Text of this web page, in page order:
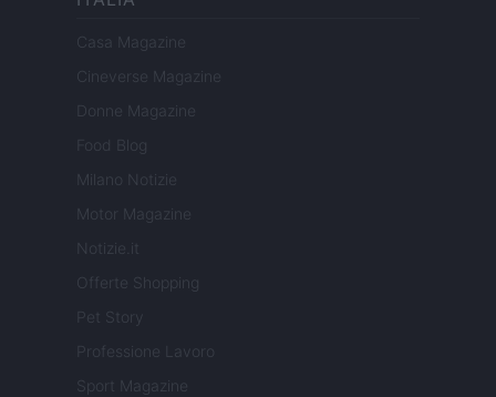
Casa Magazine
Cineverse Magazine
Donne Magazine
Food Blog
Milano Notizie
Motor Magazine
Notizie.it
Offerte Shopping
Pet Story
Professione Lavoro
Sport Magazine